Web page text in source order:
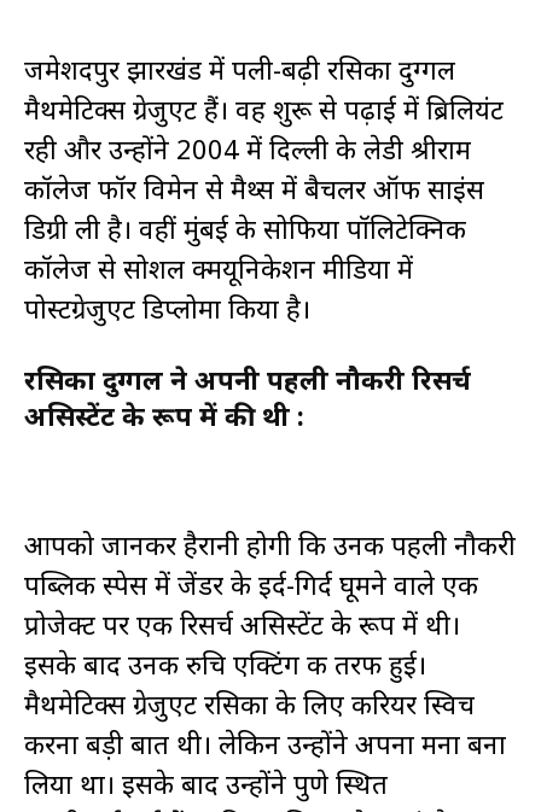
जमेशदपुर झारखंड में पली-बढ़ी रसिका दुग्गल
मैथमेटिक्स ग्रेजुएट हैं। वह शुरू से पढ़ाई में ब्रिलियंट
रही और उन्होंने 2004 में दिल्ली के लेडी श्रीराम
कॉलेज फॉर विमेन से मैथ्स में बैचलर ऑफ साइंस
डिग्री ली है। वहीं मुंबई के सोफिया पॉलिटेक्निक
कॉलेज से सोशल क्मयूनिकेशन मीडिया में
पोस्टग्रेजुएट डिप्लोमा किया है।
रसिका दुग्गल ने अपनी पहली नौकरी रिसर्च
असिस्टेंट के रूप में की थी :
आपको जानकर हैरानी होगी कि उनकी पहली नौकरी
पब्लिक स्पेस में जेंडर के इर्द-गिर्द घूमने वाले एक
प्रोजेक्ट पर एक रिसर्च असिस्टेंट के रूप में थी।
इसके बाद उनकी रुचि एक्टिंग की तरफ हुई।
मैथमेटिक्स ग्रेजुएट रसिका के लिए करियर स्विच
करना बड़ी बात थी। लेकिन उन्होंने अपना मना बना
लिया था। इसके बाद उन्होंने पुणे स्थित